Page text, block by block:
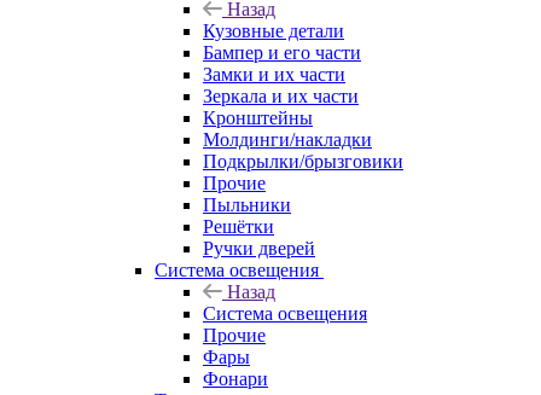
Назад
Кузовные детали
Бампер и его части
Замки и их части
Зеркала и их части
Кронштейны
Молдинги/накладки
Подкрылки/брызговики
Прочие
Пыльники
Решётки
Ручки дверей
Система освещения
Назад
Система освещения
Прочие
Фары
Фонари